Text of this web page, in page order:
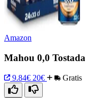
Amazon
Mahou 0,0
9.84€ 20€ Gratis